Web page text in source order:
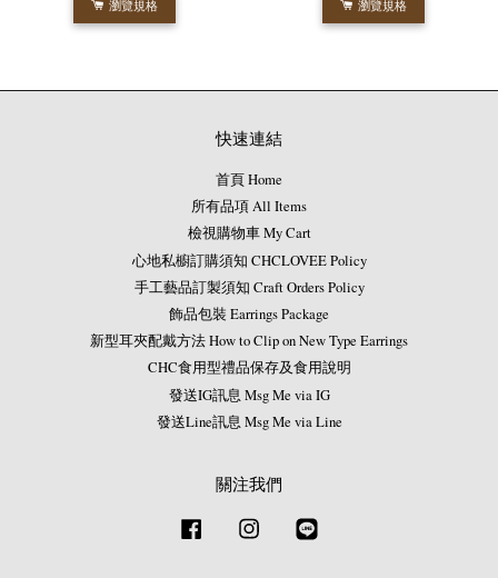
瀏覽規格 瀏覽規格
快速連結
首頁 Home
所有品項 All Items
檢視購物車 My Cart
心地私櫥訂購須知 CHCLOVEE Policy
手工藝品訂製須知 Craft Orders Policy
飾品包裝 Earrings Package
新型耳夾配戴方法 How to Clip on New Type Earrings
CHC食用型禮品保存及食用說明
發送IG訊息 Msg Me via IG
發送Line訊息 Msg Me via Line
關注我們
Facebook Instagram